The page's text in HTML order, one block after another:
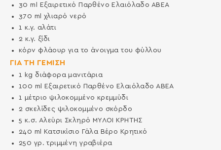
30ml Eξαιρετικό Παρθένο Ελαιόλαδο ΑΒΕΑ
370 ml χλιαρό νερό
1 κ.γ. αλάτι
2 κ.γ. ξίδι
κόρν φλάουρ για το άνοιγμα του φύλλου
ΓΙΑ ΤΗ ΓΕΜΙΣΗ
1 kg διάφορα μανιτάρια
100 ml Εξαιρετικό Παρθένο Ελαιόλαδο ΑΒΕΑ
1 μέτριο ψιλοκομμένο κρεμμύδι
2 σκελίδες ψιλοκομμένο σκόρδο
5 κ.σ. Αλεύρι Σκληρό ΜΥΛΟΙ ΚΡΗΤΗΣ
240 ml Κατσικίσιο Γάλα Βέρο Κρητικό
250 γρ.τριμμένη γραβιέρα